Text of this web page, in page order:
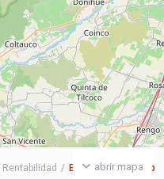
abrir mapa
Rentabilidad
El precio de las cab